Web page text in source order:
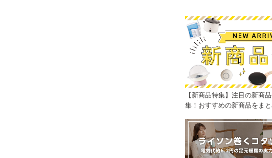
【新商品特集】注目の新商
集！おすすめの新商品をま